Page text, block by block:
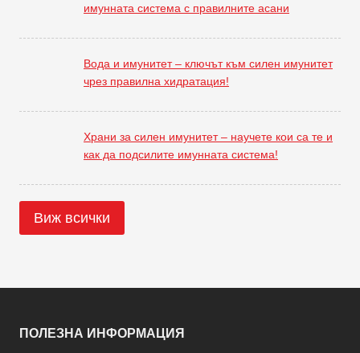
имунната система с правилните асани
Вода и имунитет – ключът към силен имунитет
чрез правилна хидратация!
Храни за силен имунитет – научете кои са те и
как да подсилите имунната система!
Виж всички
ПОЛЕЗНА ИНФОРМАЦИЯ